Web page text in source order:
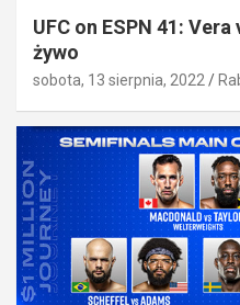
UFC on ESPN 41:
żywo
sobota, 13 sierpnia, 2022